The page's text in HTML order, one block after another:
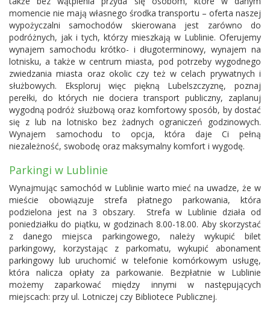
momencie nie mają własnego środka transportu – oferta naszej
wypożyczalni samochodów skierowana jest zarówno do
podróżnych, jak i tych, którzy mieszkają w Lublinie. Oferujemy
wynajem samochodu krótko- i długoterminowy, wynajem na
lotnisku, a także w centrum miasta, pod potrzeby wygodnego
zwiedzania miasta oraz okolic czy też w celach prywatnych i
służbowych. Eksploruj więc piękną Lubelszczyznę, poznaj
perełki, do których nie dociera transport publiczny, zaplanuj
wygodną podróż służbową oraz komfortowy sposób, by dostać
się z lub na lotnisko bez żadnych ograniczeń godzinowych.
Wynajem samochodu to opcja, która daje Ci pełną
niezależność, swobodę oraz maksymalny komfort i wygodę.
Parkingi w Lublinie
Wynajmując samochód w Lublinie warto mieć na uwadze, że w
mieście obowiązuje strefa płatnego parkowania, która
podzielona jest na 3 obszary. Strefa w Lublinie działa od
poniedziałku do piątku, w godzinach 8.00-18.00. Aby skorzystać
z danego miejsca parkingowego, należy wykupić bilet
parkingowy, korzystając z parkomatu, wykupić abonament
parkingowy lub uruchomić w telefonie komórkowym usługę,
która nalicza opłaty za parkowanie. Bezpłatnie w Lublinie
możemy zaparkować między innymi w następujących
miejscach: przy ul. Lotniczej czy Bibliotece Publicznej.